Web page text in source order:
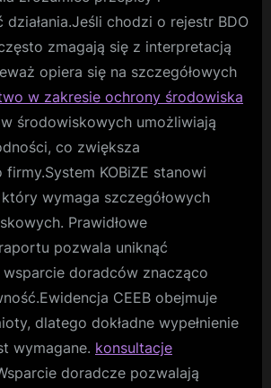
chodzi o rejestr BDO
zmagają się z interpretacją
opiera się na szczegółowych
w zakresie ochrony środowiska
środowiskowych umożliwiają
co zwiększa
KOBiZE stanowi
wymaga szczegółowych
Prawidłowe
pozwala uniknąć
wsparcie doradców znacząco
CEEB obejmuje
dlatego dokładne wypełnienie
wymagane. konsultacje
doradcze pozwalają